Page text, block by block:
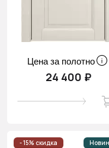
Цена за полотно
24 400 ₽
- 15% скидка